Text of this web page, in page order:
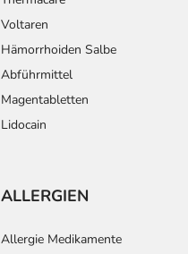
Voltaren
Hämorrhoiden Salbe
Abführmittel
Magentabletten
Lidocain
ALLERGIEN
Allergie Medikamente